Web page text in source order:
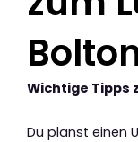
Wichtige Tipps
Du planst einen